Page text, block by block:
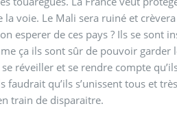
voie. Le Mali sera ruiné et
esperer de ces pays ? Ils se sont
ça ils sont sûr de pouvoir garder
réveiller et se rendre compte
faudrait qu’ils s’unissent tous et
train de disparaitre.